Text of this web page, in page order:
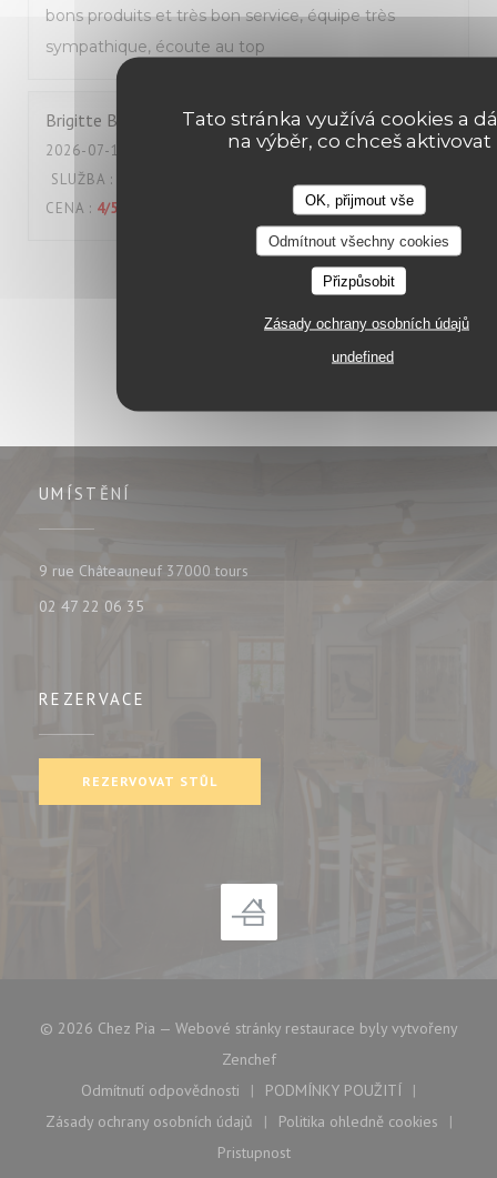
Tato stránka využívá cookies a
na výběr, co chceš aktivovat
OK, přijmout vše
Odmítnout všechny cookies
Přizpůsobit
Zásady ochrany osobních údajů
undefined
bons produits et très bon service, équipe très
sympathique, écoute au top
Brigitte B
2026-07-18
- 12:00 - HOSTÉ 2
SLUŽBA :
CENA : 4/5
UMÍSTĚNÍ
9 rue Châteauneuf 37000 tours
02 47 22 06 35
REZERVACE
REZERVOVAT STŮL
© 2026 Chez Pia — Webové stránky restaurace byly vytvořeny
Zenchef((otevře se v novém okně))
Odmítnutí odpovědnosti
((otevře se v novém okně))
PODMÍNKY POUŽITÍ
((otevře se v novém
Zásady ochrany osobních údajů
((otevře se v novém okně))
Politika ohledně cookies
((otevře se v
Pristupnost
((otevře se v novém okně))